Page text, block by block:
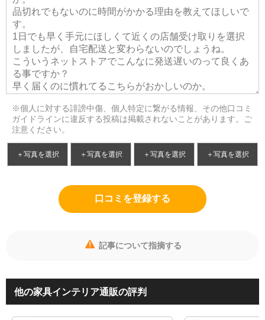
※個人に対する誹謗中傷、個人特定に繋がる情報、その他口コミ
ガイドラインに違反する投稿は掲載されないことがあります。ご
注意ください。
＋写真を選択 ＋写真を選択 ＋写真を選択 ＋写真を選択
口コミを登録する
記事について指摘する
他の家具インテリア通販の評判